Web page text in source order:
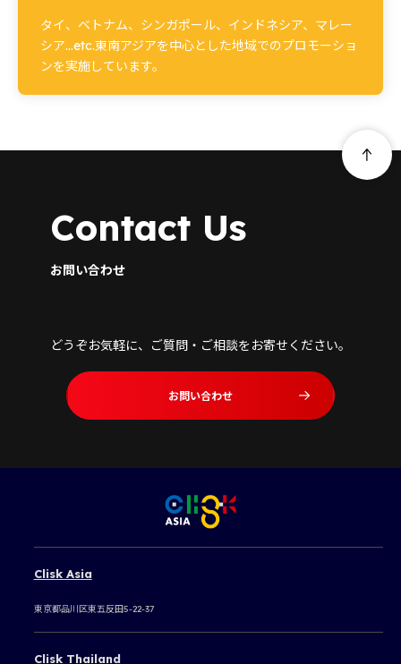
タイ、ベトナム、シンガポール、インドネシア、マレー
シア…etc.東南アジアを中心とした地域でのプロモーショ
ンを実施しています。
Contact Us
お問い合わせ
どうぞお気軽に、ご質問・ご相談をお寄せください。
お問い合わせ
Clisk Asia
東京都品川区東五反田5-22-37
Clisk Thailand